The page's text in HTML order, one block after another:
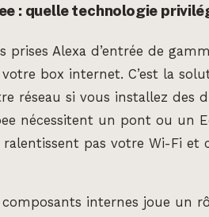
: quelle technologie
prises Alexa d’entrée de
box internet. C’est la
réseau si vous installez des
nécessitent un pont ou un
ralentissent pas votre Wi-Fi
composants internes joue un